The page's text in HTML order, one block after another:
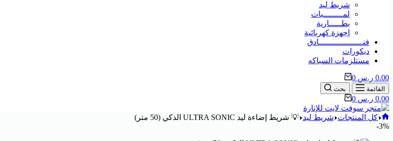
شريط ليد
لمــــــــبات
بطـــــارية
اجهزة كهربائية
فنــــــــــــــــــادق
ديكورات
مستلزمات السباكه
0.00 ر.س 0
القائمة بحث
0.00 ر.س 0
كل المنتجات شريط ليد 💡 شريط إضاءة ليد ULTRA SONIC الذكي (50 متر)
3%-